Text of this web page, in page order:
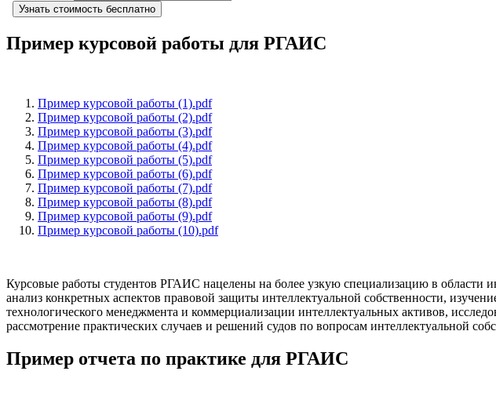
Узнать стоимость бесплатно
Пример курсовой работы для РГАИС
Пример курсовой работы (1).pdf
Пример курсовой работы (2).pdf
Пример курсовой работы (3).pdf
Пример курсовой работы (4).pdf
Пример курсовой работы (5).pdf
Пример курсовой работы (6).pdf
Пример курсовой работы (7).pdf
Пример курсовой работы (8).pdf
Пример курсовой работы (9).pdf
Пример курсовой работы (10).pdf
Курсовые работы студентов РГАИС нацелены на более узкую специализацию в области
анализ конкретных аспектов правовой защиты интеллектуальной собственности,
технологического менеджмента и коммерциализации интеллектуальных активов,
рассмотрение практических случаев и решений судов по вопросам интеллектуальной
Пример отчета по практике для РГАИС